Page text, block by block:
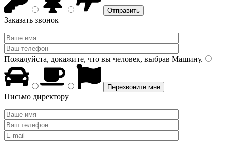
Заказать звонок
Пожалуйста, докажите, что вы человек, выбрав Машину.
Письмо директору